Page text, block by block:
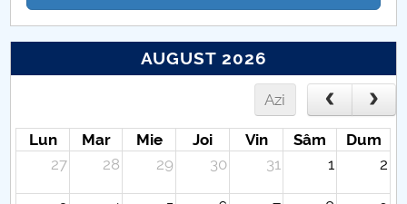
AUGUST 2026
Azi
Lun Mar Mie Joi Vin Sâm
Dum
27
28 29 30 31 1 2